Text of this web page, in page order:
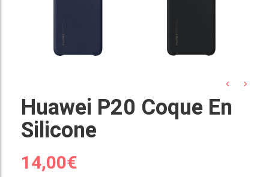
Huawei P20 Coque En
Silicone
14,00€